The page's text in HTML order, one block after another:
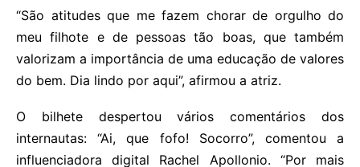
“São atitudes que me fazem chorar de orgulho do
meu filhote e de pessoas tão boas, que também
valorizam a importância de uma educação de valores
do bem. Dia lindo por aqui”, afirmou a atriz.
O bilhete despertou vários comentários dos
internautas: “Ai, que fofo! Socorro”, comentou a
influenciadora digital Rachel Apollonio. “Por mais